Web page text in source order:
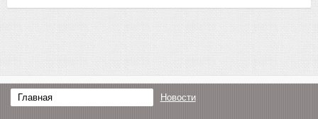
Главная Новости